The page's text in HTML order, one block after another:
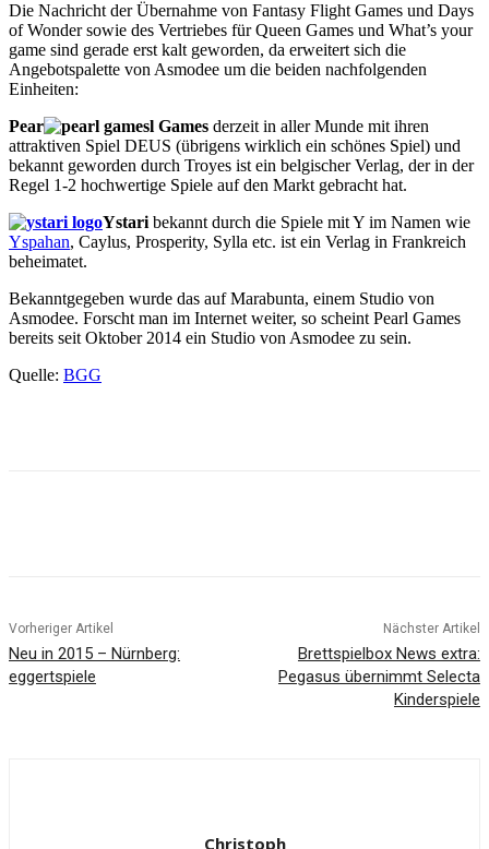
Die Nachricht der Übernahme von Fantasy Flight Games und Days
of Wonder sowie des Vertriebes für Queen Games und What’s your
game sind gerade erst kalt geworden, da erweitert sich die
Angebotspalette von Asmodee um die beiden nachfolgenden
Einheiten:
Pear
l Games derzeit in aller Munde mit ihren
attraktiven Spiel DEUS (übrigens wirklich ein schönes Spiel) und
bekannt geworden durch Troyes ist ein belgischer Verlag, der in der
Regel 1-2 hochwertige Spiele auf den Markt gebracht hat.
Ystari bekannt durch die Spiele mit Y im Namen wie
Yspahan, Caylus, Prosperity, Sylla etc. ist ein Verlag in Frankreich
beheimatet.
Bekanntgegeben wurde das auf Marabunta, einem Studio von
Asmodee. Forscht man im Internet weiter, so scheint Pearl Games
bereits seit Oktober 2014 ein Studio von Asmodee zu sein.
Quelle: BGG
Vorheriger Artikel
Neu in 2015 – Nürnberg:
eggertspiele
Nächster Artikel
Brettspielbox News extra:
Pegasus übernimmt Selecta
Kinderspiele
Christoph